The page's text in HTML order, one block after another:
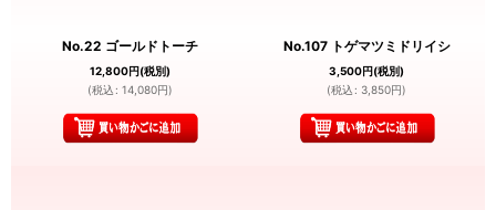
No.22 ゴールドトーチ
12,800円(税別)
(税込 : 14,080円)
No.107 トゲマツミドリイシ
3,500円(税別)
(税込 : 3,850円)